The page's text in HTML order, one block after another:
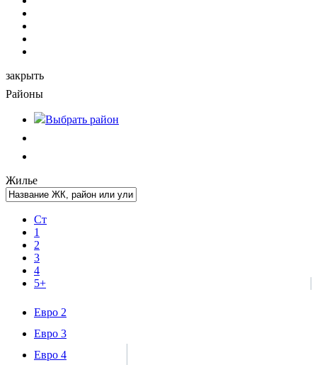
закрыть
Районы
Выбрать район
Жилье
Ст
1
2
3
4
5+
Евро 2
Евро 3
Евро 4